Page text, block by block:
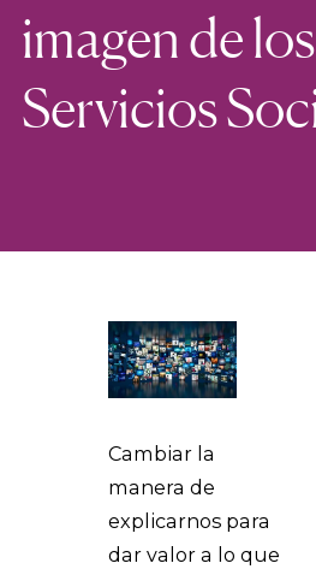
imagen de los
Servicios
Cambiar la
manera de
explicarnos para
dar valor a lo que